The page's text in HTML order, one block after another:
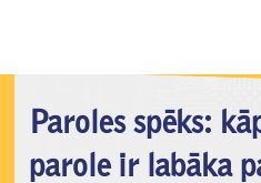
Paroles spēks:
parole ir labāka